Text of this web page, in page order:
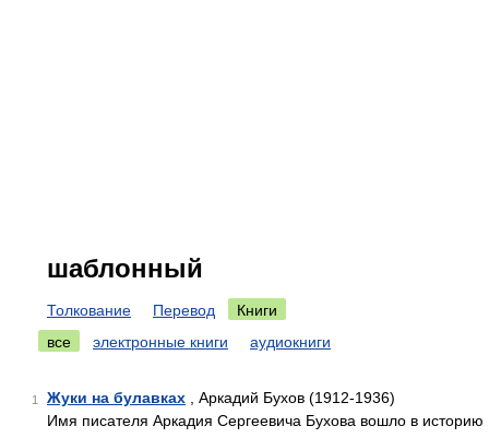
шаблонный
Толкование Перевод
Книги
все
электронные книги аудиокниги
1 Жуки на булавках , Аркадий Бухов (1912-1936)
Имя писателя Аркадия Сергеевича Бухова вошло в историю